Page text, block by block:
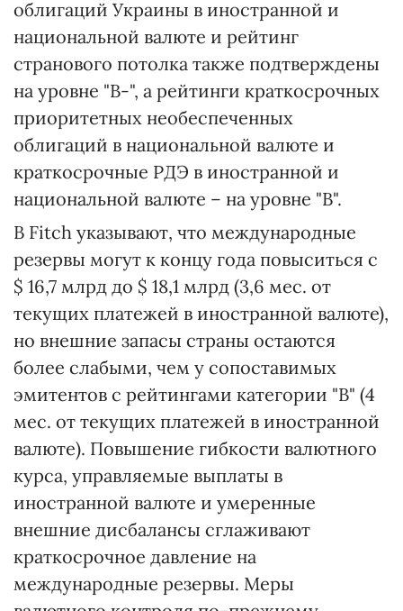
облигаций Украины в иностранной и
национальной валюте и рейтинг
странового потолка также подтверждены
на уровне "B-", а рейтинги краткосрочных
приоритетных необеспеченных
облигаций в национальной валюте и
краткосрочные РДЭ в иностранной и
национальной валюте – на уровне "B".
В Fitch указывают, что международные
резервы могут к концу года повыситься с
$ 16,7 млрд до $ 18,1 млрд (3,6 мес. от
текущих платежей в иностранной валюте),
но внешние запасы страны остаются
более слабыми, чем у сопоставимых
эмитентов с рейтингами категории "B" (4
мес. от текущих платежей в иностранной
валюте). Повышение гибкости валютного
курса, управляемые выплаты в
иностранной валюте и умеренные
внешние дисбалансы сглаживают
краткосрочное давление на
международные резервы. Меры